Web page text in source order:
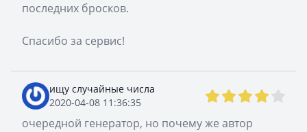
последних бросков.
Спасибо за сервис!
ищу случайные числа
2020-04-08 11:36:35
очередной генератор, но почему же автор